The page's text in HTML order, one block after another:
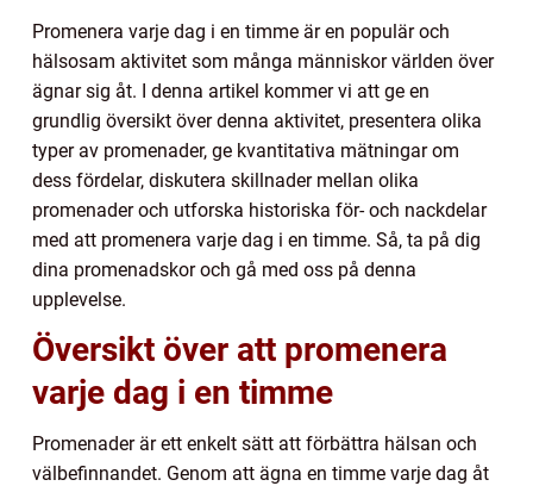
Promenera varje dag i en timme är en populär och
hälsosam aktivitet som många människor världen över
ägnar sig åt. I denna artikel kommer vi att ge en
grundlig översikt över denna aktivitet, presentera olika
typer av promenader, ge kvantitativa mätningar om
dess fördelar, diskutera skillnader mellan olika
promenader och utforska historiska för- och nackdelar
med att promenera varje dag i en timme. Så, ta på dig
dina promenadskor och gå med oss på denna
upplevelse.
Översikt över att promenera
varje dag i en timme
Promenader är ett enkelt sätt att förbättra hälsan och
välbefinnandet. Genom att ägna en timme varje dag åt